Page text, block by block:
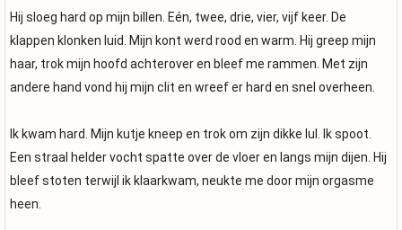
Hij sloeg hard op mijn billen. Eén, twee, drie, vier, vijf keer. De
klappen klonken luid. Mijn kont werd rood en warm. Hij greep mijn
haar, trok mijn hoofd achterover en bleef me rammen. Met zijn
andere hand vond hij mijn clit en wreef er hard en snel overheen.
Ik kwam hard. Mijn kutje kneep en trok om zijn dikke lul. Ik spoot.
Een straal helder vocht spatte over de vloer en langs mijn dijen. Hij
bleef stoten terwijl ik klaarkwam, neukte me door mijn orgasme
heen.